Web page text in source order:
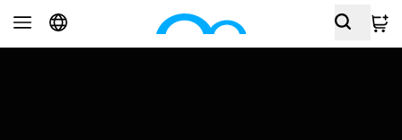
Footshop Praha, CZ